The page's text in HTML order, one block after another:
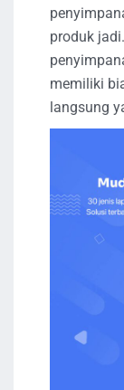
produk
memiliki
langsung